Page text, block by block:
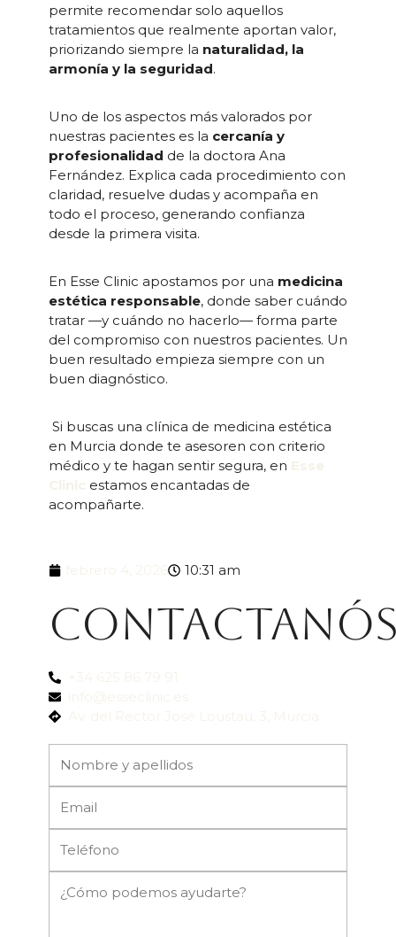
permite recomendar solo aquellos
tratamientos que realmente aportan valor,
priorizando siempre la naturalidad, la
armonía y la seguridad.
Uno de los aspectos más valorados por
nuestras pacientes es la cercanía y
profesionalidad de la doctora Ana
Fernández. Explica cada procedimiento con
claridad, resuelve dudas y acompaña en
todo el proceso, generando confianza
desde la primera visita.
En Esse Clinic apostamos por una medicina
estética responsable, donde saber cuándo
tratar —y cuándo no hacerlo— forma parte
del compromiso con nuestros pacientes. Un
buen resultado empieza siempre con un
buen diagnóstico.
Si buscas una clínica de medicina estética
en Murcia donde te asesoren con criterio
médico y te hagan sentir segura, en
estamos encantadas de
acompañarte.
10:31 am